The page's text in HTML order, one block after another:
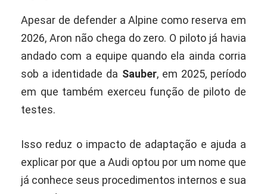
Apesar de defender a Alpine como reserva em
2026, Aron não chega do zero. O piloto já havia
andado com a equipe quando ela ainda corria
sob a identidade da Sauber, em 2025, período
em que também exerceu função de piloto de
testes.
Isso reduz o impacto de adaptação e ajuda a
explicar por que a Audi optou por um nome que
já conhece seus procedimentos internos e sua